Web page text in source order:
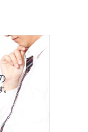
良県
和歌山県
島県
高知県
ング
距離の学力
ル